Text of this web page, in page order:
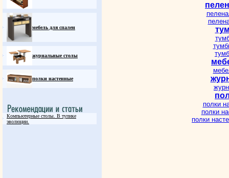
мебель для спален
журнальные столы
полки настенные
Компьютерные столы. В тупике
эволюции.
полки
полки
полки